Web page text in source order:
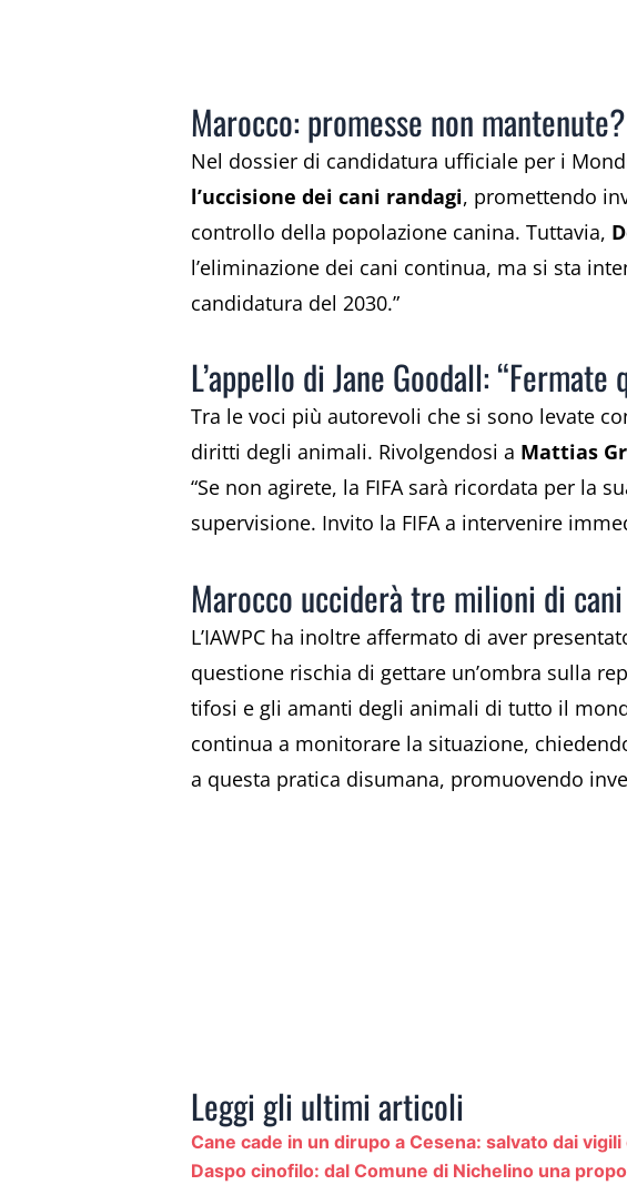
Marocco: promesse non mantenute?
Nel dossier di candidatura ufficiale per i
l’uccisione dei cani randagi, promettendo
controllo della popolazione canina. Tuttavia,
l’eliminazione dei cani continua, ma si sta
candidatura del 2030.”
L’appello di Jane Goodall:
Tra le voci più autorevoli che si sono levate
diritti degli animali. Rivolgendosi a Mattias
“Se non agirete, la FIFA sarà ricordata per la
supervisione. Invito la FIFA a intervenire
Marocco ucciderà tre milioni di
L’IAWPC ha inoltre affermato di aver
questione rischia di gettare un’ombra sulla
tifosi e gli amanti degli animali di tutto il
continua a monitorare la situazione,
a questa pratica disumana, promuovendo
Leggi gli ultimi articoli
Cane cade in un dirupo a Cesena: salvato dai
Daspo cinofilo: dal Comune di Nichelino una